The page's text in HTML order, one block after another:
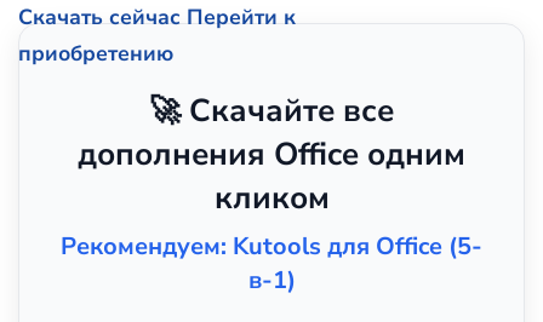
Скачать сейчас Перейти к
приобретению
🚀 Скачайте все
дополнения Office одним
кликом
Рекомендуем: Kutools для Office (5-
в-1)